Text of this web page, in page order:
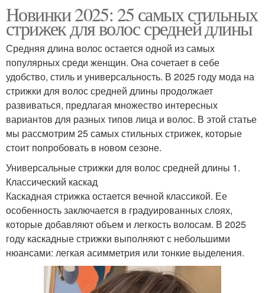
Новинки 2025: 25 самых стильных
стрижек для волос средней длины
Средняя длина волос остается одной из самых
популярных среди женщин. Она сочетает в себе
удобство, стиль и универсальность. В 2025 году мода на
стрижки для волос средней длины продолжает
развиваться, предлагая множество интересных
вариантов для разных типов лица и волос. В этой статье
мы рассмотрим 25 самых стильных стрижек, которые
стоит попробовать в новом сезоне.
Универсальные стрижки для волос средней длины 1.
Классический каскад
Каскадная стрижка остается вечной классикой. Ее
особенность заключается в градуированных слоях,
которые добавляют объем и легкость волосам. В 2025
году каскадные стрижки выполняют с небольшими
нюансами: легкая асимметрия или тонкие выделения.